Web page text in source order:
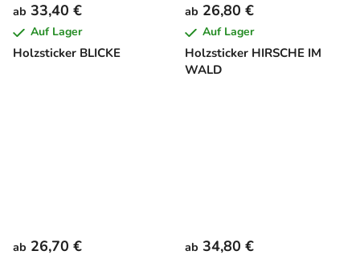
Holzsticker BLICKE
ab 33,40 €
Auf Lager
Holzsticker HIRSCHE IM
WALD
ab 26,80 €
Auf Lager
ab 26,70 € ab 34,80 €